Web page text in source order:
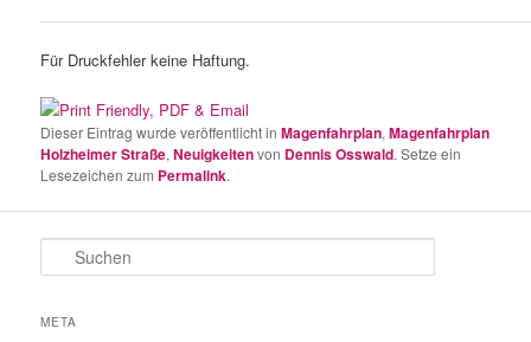
Für Druckfehler keine Haftung.
Dieser Eintrag wurde veröffentlicht inMagenfahrplan,Magenfahrplan
Holzheimer Straße,Neuigkeitenvon Dennis Osswald. Setze ein
Lesezeichen zum Permalink.
u
h
META